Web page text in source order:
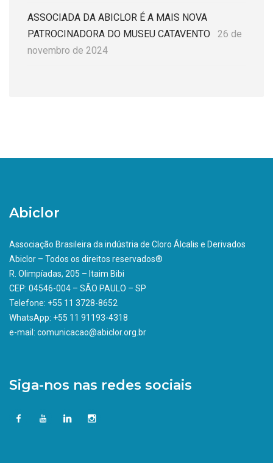
ASSOCIADA DA ABICLOR É A MAIS NOVA
PATROCINADORA DO MUSEU CATAVENTO
26 de
novembro de 2024
Abiclor
Associação Brasileira da indústria de Cloro Álcalis e Derivados
Abiclor – Todos os direitos reservados®
R. Olimpíadas, 205 – Itaim Bibi
CEP: 04546-004 – SÃO PAULO – SP
Telefone: +55 11 3728-8652
WhatsApp: +55 11 91193-4318
e-mail: comunicacao@abiclor.org.br
Siga-nos nas redes sociais